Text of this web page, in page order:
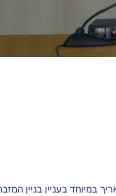
במיוחד בעניין בניין